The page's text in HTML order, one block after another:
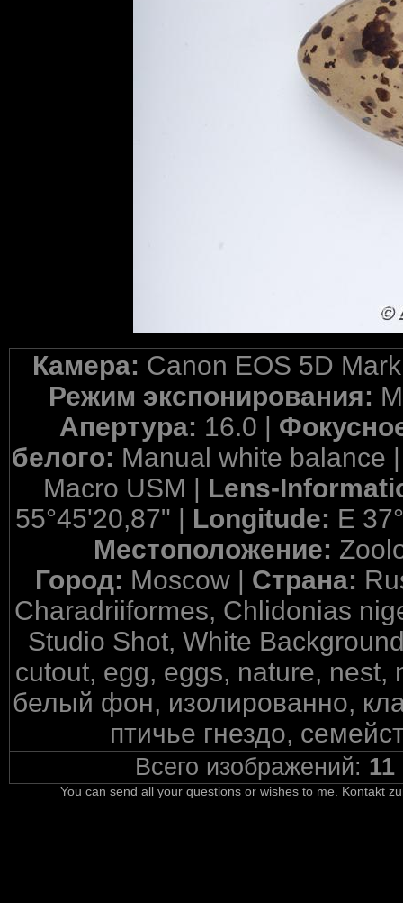
Камера: Canon EOS 5D
Режим экспонирования:
Апертура: 16.0 |
белого: Manual white balance
Macro USM | Lens-
55°45'20,87" | Longitude: E
Местоположение:
Город: Moscow | Страна:
Charadriiformes, Chlidonias
Studio Shot, White
cutout, egg, eggs, nature, nest,
белый фон, изолированно,
птичье гнездо,
Всего изображений: 11
You can send all your questions or wishes to me. Kontakt